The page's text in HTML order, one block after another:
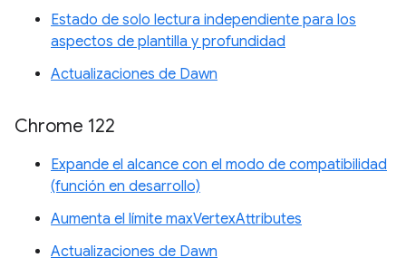
Estado de solo lectura independiente para los
aspectos de plantilla y profundidad
Actualizaciones de Dawn
Chrome 122
Expande el alcance con el modo de compatibilidad
(función en desarrollo)
Aumenta el límite maxVertexAttributes
Actualizaciones de Dawn